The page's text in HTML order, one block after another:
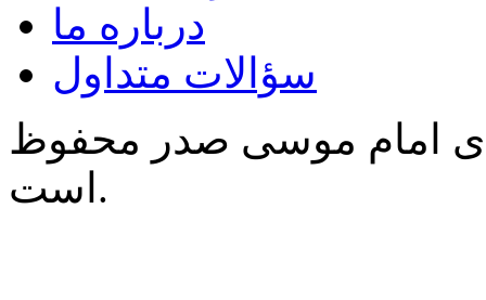
درباره ما
سؤالات متداول
امام موسی صدر محفوظ
است.